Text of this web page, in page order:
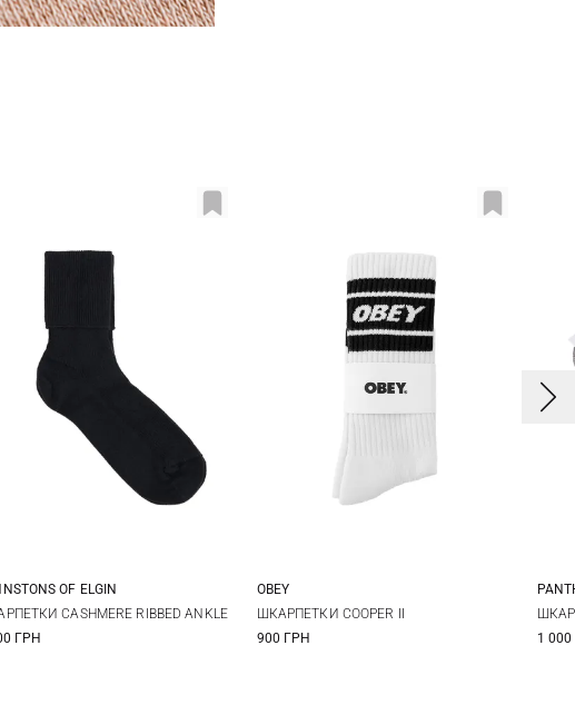
One size
OF ELGIN
CASHMERE RIBBED ANKLE
ГРН
One size
OBEY
ШКАРПЕТКИ COOPER II
900 ГРН
S
1